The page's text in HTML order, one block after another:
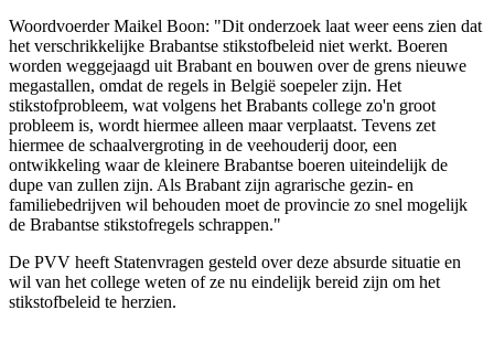
Woordvoerder Maikel Boon: "Dit onderzoek laat weer eens zien dat
het verschrikkelijke Brabantse stikstofbeleid niet werkt. Boeren
worden weggejaagd uit Brabant en bouwen over de grens nieuwe
megastallen, omdat de regels in België soepeler zijn. Het
stikstofprobleem, wat volgens het Brabants college zo'n groot
probleem is, wordt hiermee alleen maar verplaatst. Tevens zet
hiermee de schaalvergroting in de veehouderij door, een
ontwikkeling waar de kleinere Brabantse boeren uiteindelijk de
dupe van zullen zijn. Als Brabant zijn agrarische gezin- en
familiebedrijven wil behouden moet de provincie zo snel mogelijk
de Brabantse stikstofregels schrappen."
De PVV heeft Statenvragen gesteld over deze absurde situatie en
wil van het college weten of ze nu eindelijk bereid zijn om het
stikstofbeleid te herzien.